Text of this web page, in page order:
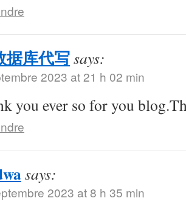
据库代写says:
2023 at 21 h 02 min
you ever so for you
says:
2023 at 8 h 35 min